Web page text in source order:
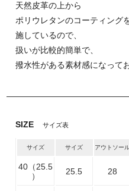
天然皮革の上から
ポリウレタンのコーティング
施しているので、
扱いが比較的簡単で、
撥水性がある素材感になって
SIZE サイズ表
サイズ サイズ アウトソー
40（25.5
）
25.5 28